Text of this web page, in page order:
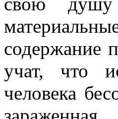
содержание
учат, что
человека